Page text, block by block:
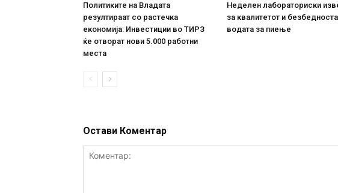
Политиките на Владата
резултираат со растечка
економија: Инвестиции во ТИРЗ
ќе отворат нови 5.000 работни
места
Неделен лабораториски
за квалитетот и
водата за пиење
Остави Коментар